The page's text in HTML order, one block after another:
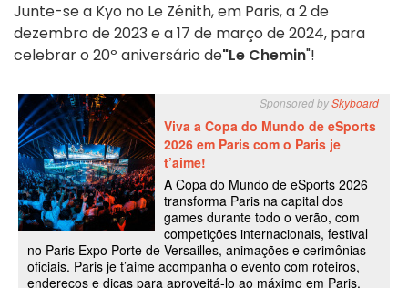
Junte-se a Kyo no Le Zénith, em Paris, a 2 de
dezembro de 2023 e a 17 de março de 2024, para
celebrar o 20º aniversário de"Le Chemin"!